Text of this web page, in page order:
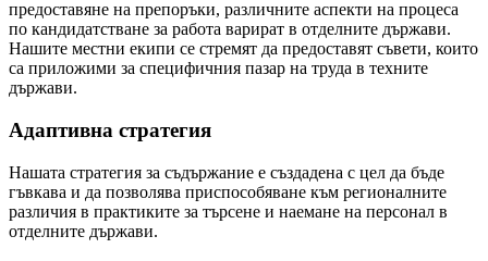
предоставяне на препоръки, различните аспекти на процеса
по кандидатстване за работа варират в отделните държави.
Нашите местни екипи се стремят да предоставят съвети, които
са приложими за специфичния пазар на труда в техните
държави.
Адаптивна стратегия
Нашата стратегия за съдържание е създадена с цел да бъде
гъвкава и да позволява приспособяване към регионалните
различия в практиките за търсене и наемане на персонал в
отделните държави.